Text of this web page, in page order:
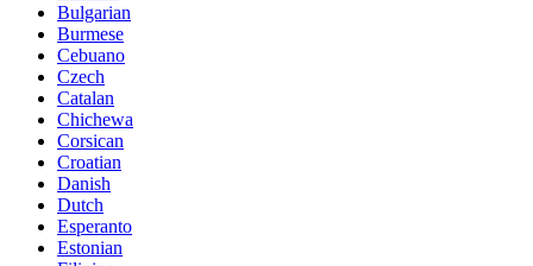
Bulgarian
Burmese
Cebuano
Czech
Catalan
Chichewa
Corsican
Croatian
Danish
Dutch
Esperanto
Estonian